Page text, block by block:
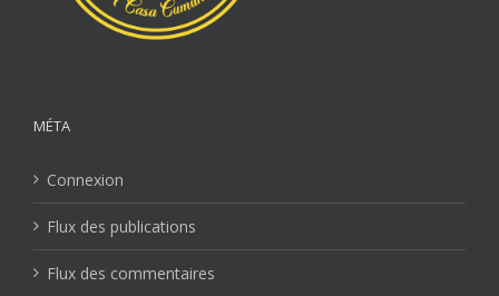
MÉTA
Connexion
Flux des publications
Flux des commentaires